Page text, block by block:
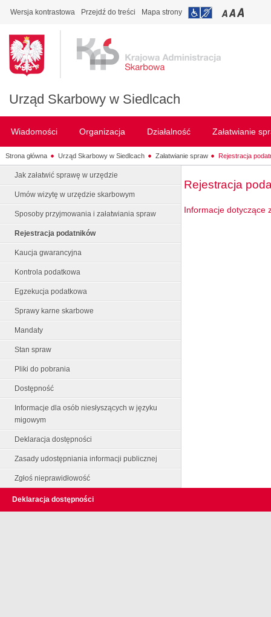
Wersja kontrastowa Przejdź do treści Mapa strony
Urząd Skarbowy w Siedlcach
Wiadomości Organizacja Działalność Załatwianie
Strona główna Urząd Skarbowy w Siedlcach Załatwianie spraw Rejestracja
Jak załatwić sprawę w urzędzie
Umów wizytę w urzędzie skarbowym
Sposoby przyjmowania i załatwiania spraw
Rejestracja podatników
Kaucja gwarancyjna
Kontrola podatkowa
Egzekucja podatkowa
Sprawy karne skarbowe
Mandaty
Stan spraw
Pliki do pobrania
Dostępność
Informacje dla osób niesłyszących w języku
migowym
Deklaracja dostępności
Zasady udostępniania informacji publicznej
Zgłoś nieprawidłowość
Rejestracja
Informacje dotyczące
Deklaracja dostępności